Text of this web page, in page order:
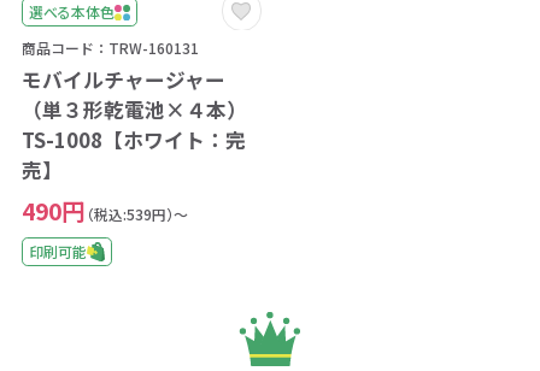
選べる本体色
商品コード：TRW-160131
モバイルチャージャー
（単３形乾電池×４本）
TS-1008【ホワイト：完
売】
490円 （税込:539円）～
印刷可能